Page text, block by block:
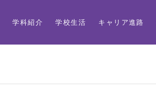
学科紹介 学校生活 キャリア進路